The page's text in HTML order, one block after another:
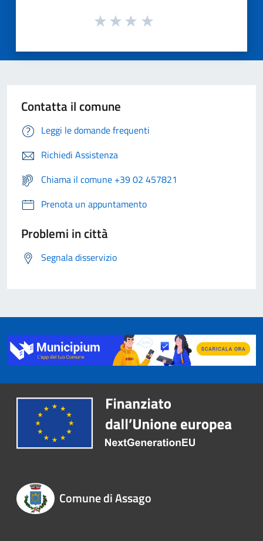
Contatta il comune
Leggi le domande frequenti
Richiedi Assistenza
Chiama il comune +39 02 457821
Prenota un appuntamento
Problemi in città
Segnala disservizio
Comune di Assago